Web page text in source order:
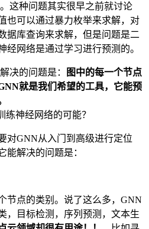
这种问题其实很早之前就讨论
也可以通过暴力枚举来求解，对
据库查询来求解，但是问题是二
经网络是通过学习进行预测的。
决的问题是：
图中的每一个节点
就是我们希望的工具，它能预
练神经网络的可能？
对GNN从入门到高级进行定位
能解决的问题是：
节点的类别。说了这么多，GNN
，目标检测，序列预测，文本生